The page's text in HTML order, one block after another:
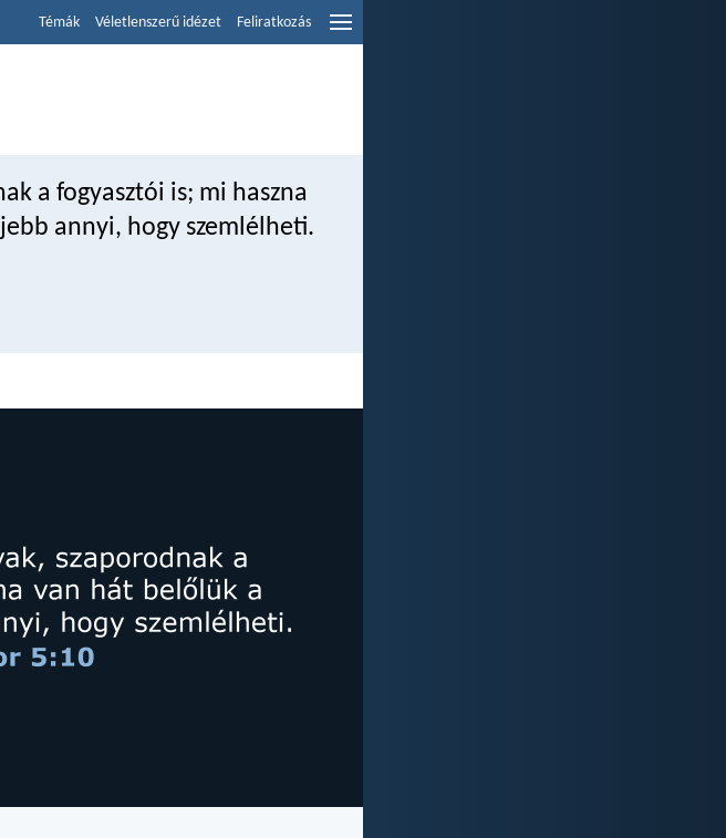
Témák Véletlenszerű idézet Feliratkozás
a fogyasztói is; mi haszna
annyi, hogy szemlélheti.